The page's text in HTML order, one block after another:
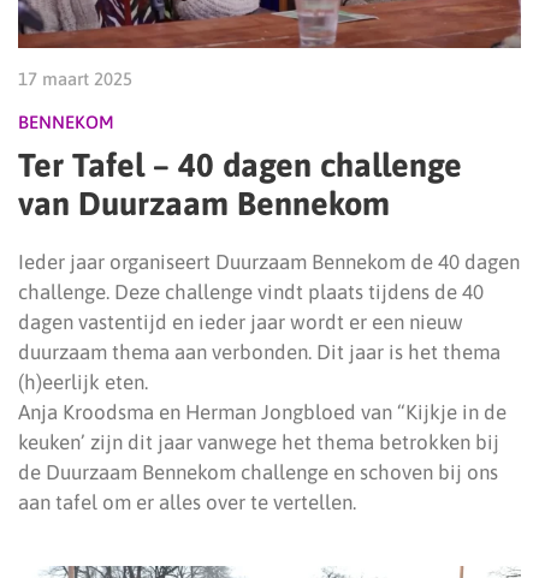
17 maart 2025
BENNEKOM
Ter Tafel – 40 dagen challenge
van Duurzaam Bennekom
Ieder jaar organiseert Duurzaam Bennekom de 40 dagen
challenge. Deze challenge vindt plaats tijdens de 40
dagen vastentijd en ieder jaar wordt er een nieuw
duurzaam thema aan verbonden. Dit jaar is het thema
(h)eerlijk eten.
Anja Kroodsma en Herman Jongbloed van “Kijkje in de
keuken’ zijn dit jaar vanwege het thema betrokken bij
de Duurzaam Bennekom challenge en schoven bij ons
aan tafel om er alles over te vertellen.